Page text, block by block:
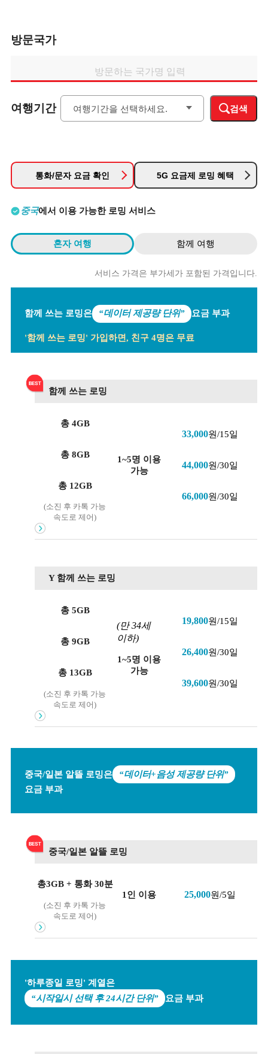
방문국가
방문하는 국가명 입력
여행기간 검색
통화/문자 요금 확인 5G 요금제 로밍 혜택
중국에서 이용 가능한 로밍 서비스
혼자 여행 함께 여행
서비스 가격은 부가세가 포함된 가격입니다.
함께 쓰는 로밍은 “데이터 제공량 단위” 요금 부과
'함께 쓰는 로밍' 가입하면, 친구 4명은 무료
함께 쓰는 로밍
총 4GB
총 8GB
총 12GB
(소진 후 카톡 가능
속도로 제어)
1~5명 이용
가능
33,000원/15일
44,000원/30일
66,000원/30일
Y 함께 쓰는 로밍
총 5GB
총 9GB
총 13GB
(소진 후 카톡 가능
속도로 제어)
(만 34세
이하)
1~5명 이용
가능
19,800원/15일
26,400원/30일
39,600원/30일
중국/일본 알뜰 로밍은
“데이터+음성 제공량 단위”
요금 부과
중국/일본 알뜰 로밍
총3GB + 통화 30분
(소진 후 카톡 가능
속도로 제어)
1인 이용 25,000원/5일
'하루종일 로밍' 계열은
“시작일시 선택 후 24시간 단위”
요금 부과